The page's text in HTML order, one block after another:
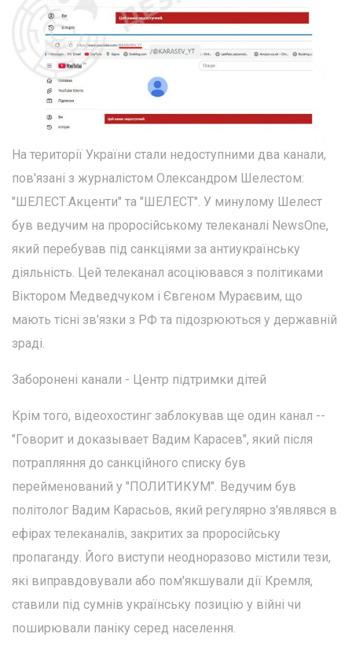
На території України стали недоступними два канали,
пов'язані з журналістом Олександром Шелестом:
"ШЕЛЕСТ.Акценти" та "ШЕЛЕСТ". У минулому Шелест
був ведучим на проросійському телеканалі NewsOne,
який перебував під санкціями за антиукраїнську
діяльність. Цей телеканал асоціювався з політиками
Віктором Медведчуком і Євгеном Мураєвим, що
мають тісні зв'язки з РФ та підозрюються у державній
зраді.
Заборонені канали - Центр підтримки дітей
Крім того, відеохостинг заблокував ще один канал --
"Говорит и доказывает Вадим Карасев", який після
потрапляння до санкційного списку був
перейменований у "ПОЛИТИКУМ". Ведучим був
політолог Вадим Карасьов, який регулярно з'являвся в
ефірах телеканалів, закритих за проросійську
пропаганду. Його виступи неодноразово містили тези,
які виправдовували або пом'якшували дії Кремля,
ставили під сумнів українську позицію у війні чи
поширювали паніку серед населення.